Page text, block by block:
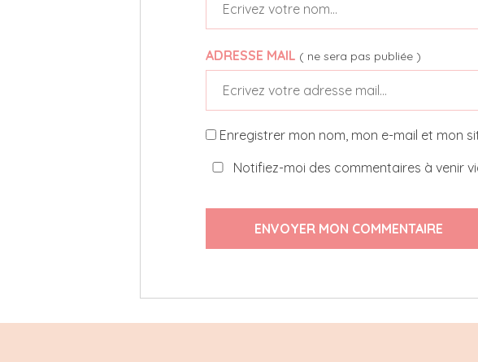
ADRESSE MAIL ( ne sera pas publiée )
Enregistrer mon nom, mon e-mail et mon
Notifiez-moi des commentaires à venir
ENVOYER MON COMMENTAIRE